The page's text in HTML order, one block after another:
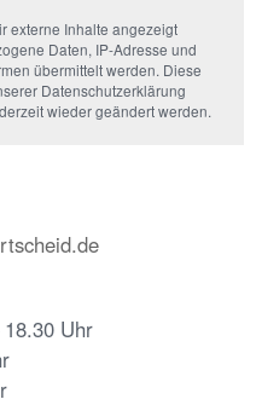
externe Inhalte angezeigt
Daten, IP-Adresse und
übermittelt werden. Diese
Datenschutzerklärung
wieder geändert werden.
Uhr